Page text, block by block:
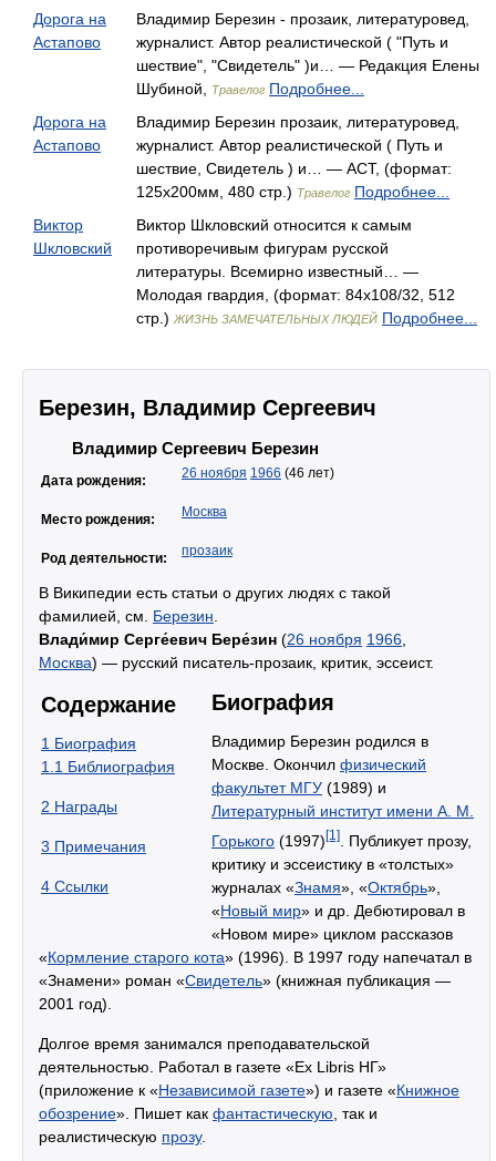
Дорога на
Астапово
Владимир Березин - прозаик, литературовед,
журналист. Автор реалистической ( "Путь и
шествие", "Свидетель" )и… — Редакция Елены
Шубиной,
Травелог Подробнее...
Дорога на
Астапово
Владимир Березин прозаик, литературовед,
журналист. Автор реалистической ( Путь и
шествие, Свидетель ) и… — АСТ, (формат:
125x200мм, 480 стр.) Травелог Подробнее...
Виктор
Шкловский
Виктор Шкловский относится к самым
противоречивым фигурам русской
литературы. Всемирно известный… —
Молодая гвардия, (формат: 84x108/32, 512
стр.) ЖИЗНЬ ЗАМЕЧАТЕЛЬНЫХ ЛЮДЕЙ Подробнее...
Березин, Владимир Сергеевич
Владимир Сергеевич Березин
Дата рождения: 26 ноября 1966 (46 лет)
Место рождения: Москва
Род деятельности: прозаик
В Википедии есть статьи о других людях с такой
фамилией, см. Березин
Влади́мир Серге́евич Бере́зин (26 ноября 1966
Москва) — русский писатель-прозаик, критик, эссеист.
Содержание
1 Биография
1.1 Библиография
2 Награды
3 Примечания
4 Ссылки
Биография
Владимир Березин родился в
Москве. Окончил физический
факультет МГУ (1989) и
Литературный институт имени А. М.
Горького (1997)[1]
. Публикует прозу,
критику и эссеистику в «толстых»
журналах «Знамя», «Октябрь»,
«Новый мир» и др. Дебютировал в
«Новом мире» циклом рассказов
«Кормление старого кота» (1996). В 1997 году напечатал в
«Знамени» роман «Свидетель» (книжная публикация —
2001 год).
Долгое время занимался преподавательской
деятельностью. Работал в газете «Ex Libris НГ»
(приложение к «Независимой газете») и газете «Книжное
обозрение». Пишет как фантастическую , так и
реалистическую прозу.